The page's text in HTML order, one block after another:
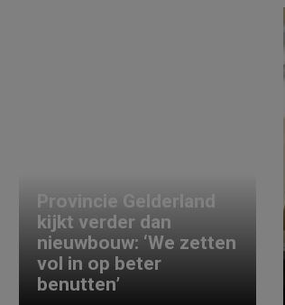
Provincie Gelderland
kijkt verder dan
nieuwbouw: ‘We zetten
vol in op beter
benutten’